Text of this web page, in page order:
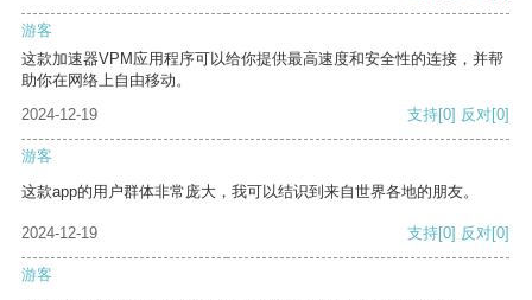
游客
这款加速器VPM应用程序可以给你提供最高速度和安全性的连接，并帮
助你在网络上自由移动。
2024-12-19
支持[0] 反对[0]
游客
这款app的用户群体非常庞大，我可以结识到来自世界各地的朋友。
2024-12-19 支持[0] 反对[0]
游客